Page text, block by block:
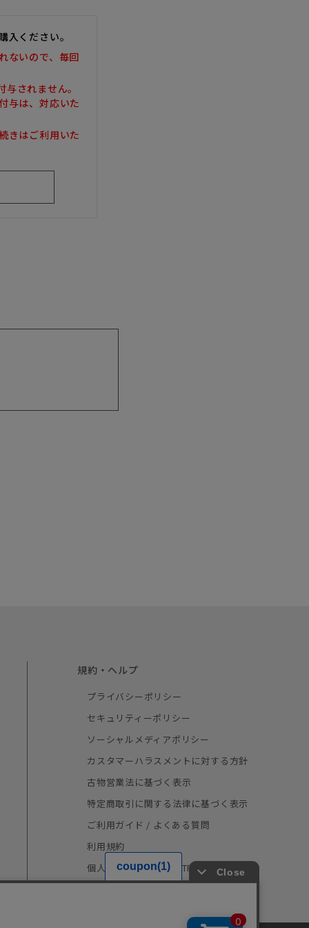
入ください。
ないので、毎回
されません。
与は、対応いた
きはご利用いた
規約・ヘルプ
プライバシーポリシー
セキュリティーポリシー
ソーシャルメディアポリシー
カスタマーハラスメントに対する方針
古物営業法に基づく表示
特定商取引に関する法律に基づく表示
ご利用ガイド / よくある質問
利用規約
個人情報の取り扱い（TRUSTe）